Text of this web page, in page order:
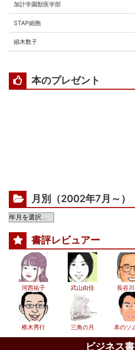
加計学園獣医学部
STAP細胞
細木数子
本のプレゼント
月別（2002年7月～）
書評レビュアー
河西祐子 武山由佳 長谷
椎木秀行 三角の月 本のソ
ビジネス書